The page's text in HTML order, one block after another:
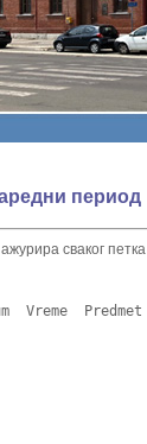
период
сваког
Vreme